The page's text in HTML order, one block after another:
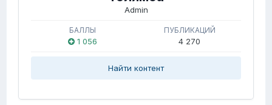
Admin
БАЛЛЫ
1 056
ПУБЛИКАЦИЙ
4 270
Найти контент